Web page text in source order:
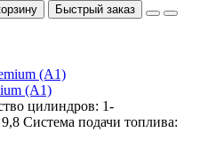
Быстрый заказ
(A1)
цилиндров: 1-
9,8 Система подачи топлива: